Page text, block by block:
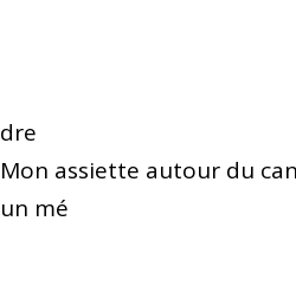
dre
Mon assiette autour du
un mé